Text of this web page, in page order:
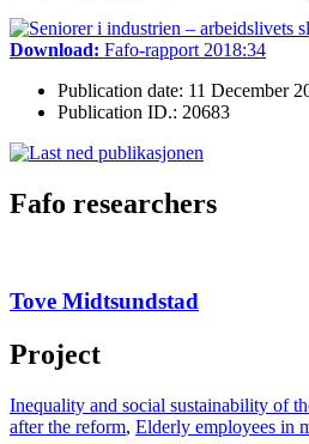
Download: Fafo-rapport 2018:34
Publication date: 11 December
Publication ID.: 20683
Fafo researchers
Tove Midtsundstad
Project
Inequality and social sustainability of
after the reform, Elderly employees in